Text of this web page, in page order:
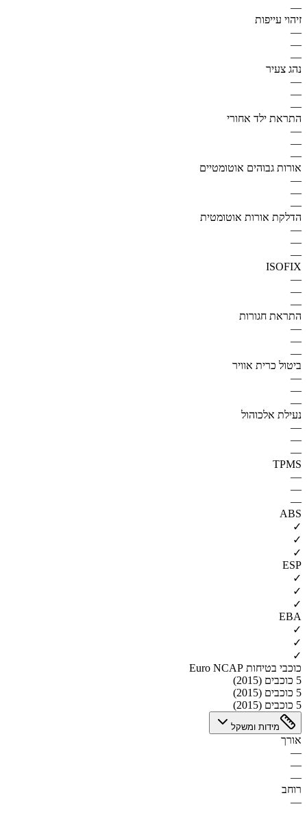
—
זיהוי עייפות
—
—
—
נהג צעיר
—
—
—
התראת ילד אחורי
—
—
—
אורות גבוהים אוטומטיים
—
—
—
הדלקת אורות אוטומטית
—
—
—
ISOFIX
—
—
—
התראת חגורות
—
—
—
ביטול כרית אוויר
—
—
—
נעילת אלכוהול
—
—
—
TPMS
—
—
—
ABS
✓
✓
✓
ESP
✓
✓
✓
EBA
✓
✓
✓
כוכבי בטיחות Euro NCAP
5 כוכבים (2015)
5 כוכבים (2015)
5 כוכבים (2015)
מידות ומשקל
אורך
—
—
—
רוחב
—